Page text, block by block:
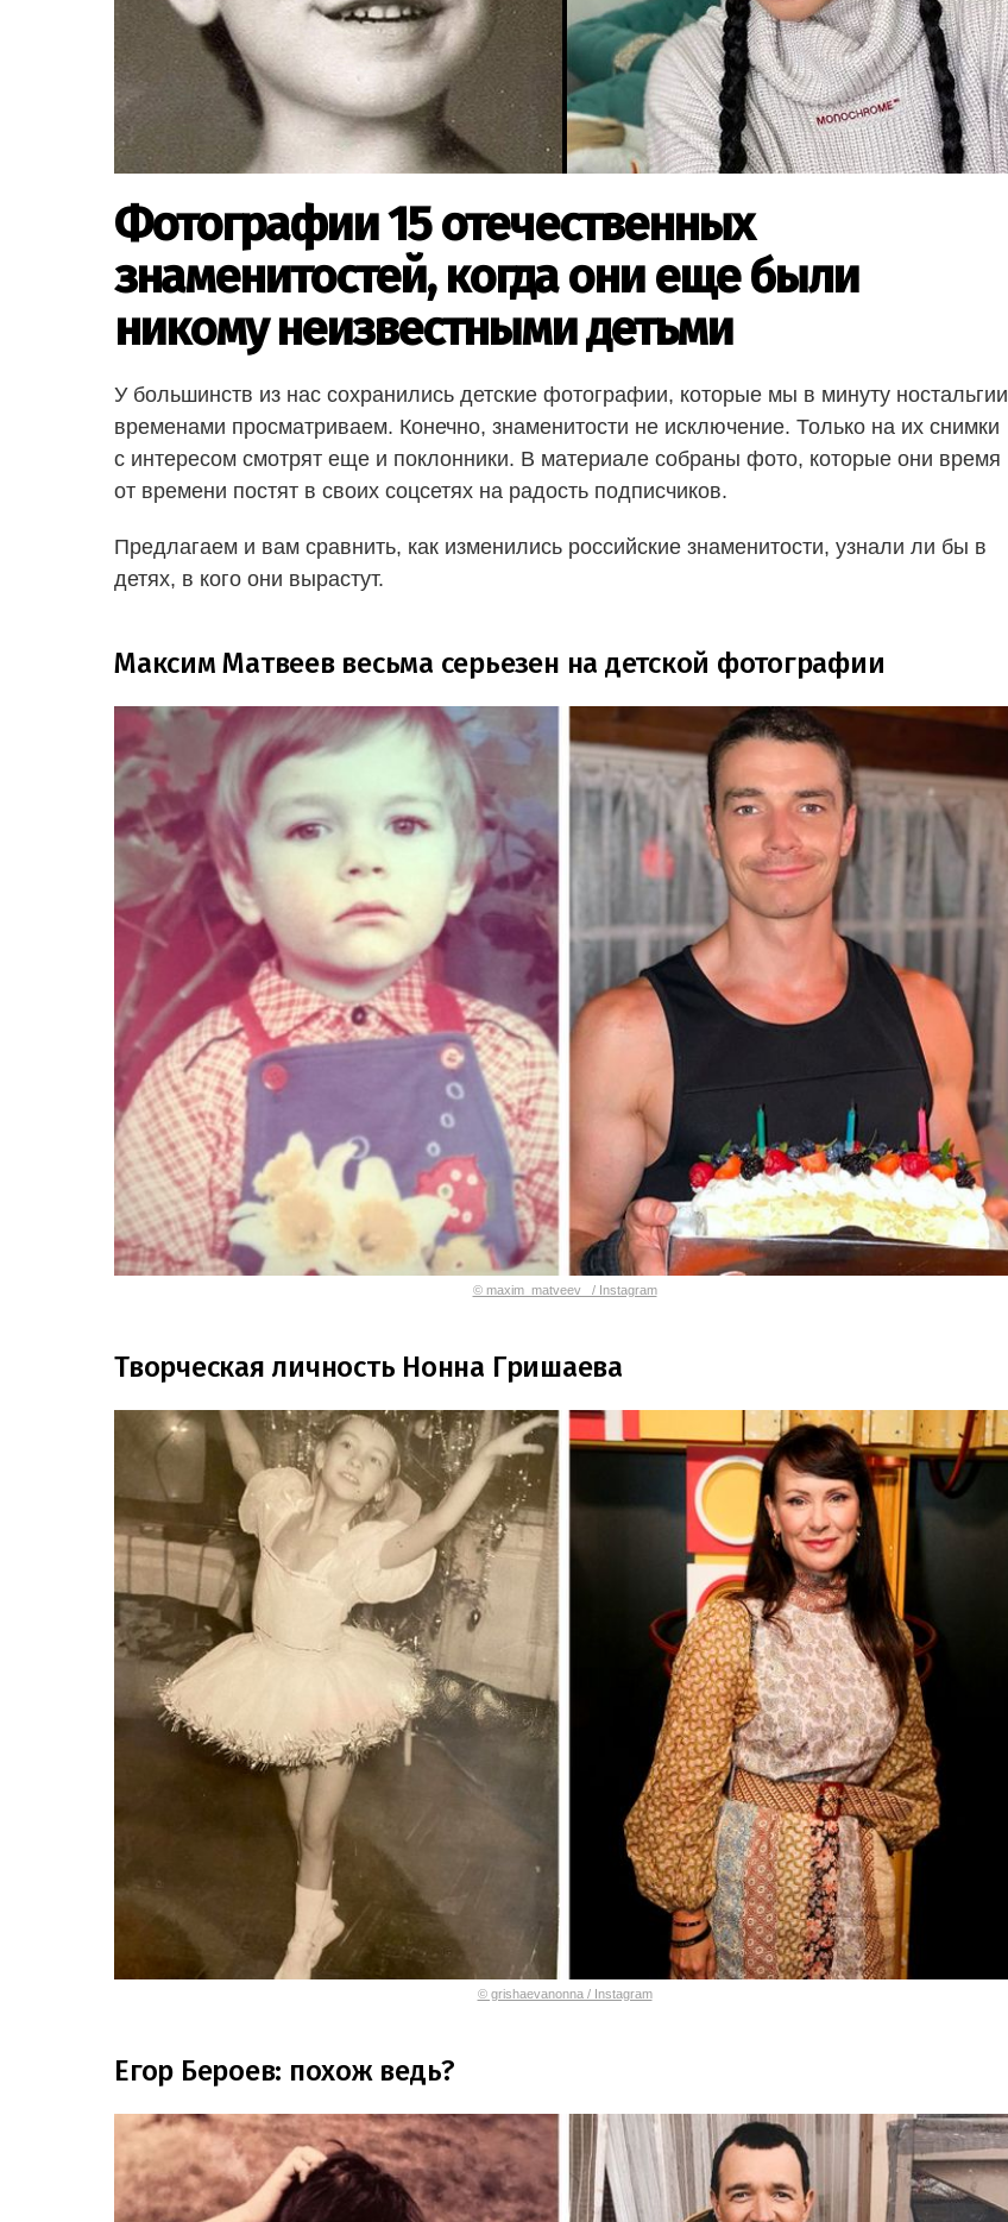
Фотографии 15 отечественных
знаменитостей, когда они еще были
никому неизвестными детьми
У большинств из нас сохранились детские фотографии, которые мы в минуту ностальгии
временами просматриваем. Конечно, знаменитости не исключение. Только на их снимки
с интересом смотрят еще и поклонники. В материале собраны фото, которые они время
от времени постят в своих соцсетях на радость подписчиков.
Предлагаем и вам сравнить, как изменились российские знаменитости, узнали ли бы в
детях, в кого они вырастут.
Максим Матвеев весьма серьезен на детской фотографии
© maxim_matveev_ / Instagram
Творческая личность Нонна Гришаева
© grishaevanonna / Instagram
Егор Бероев: похож ведь?